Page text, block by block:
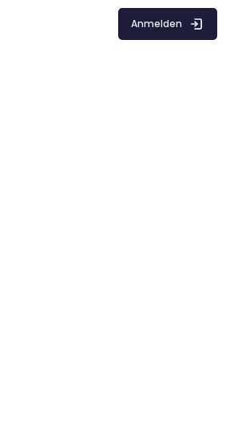
Anmelden